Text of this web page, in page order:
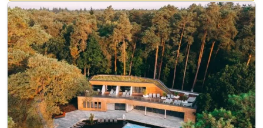
täglich Eintritt in den 500m² Hotel-SPA
inkl. Saunen & Tauchbecken